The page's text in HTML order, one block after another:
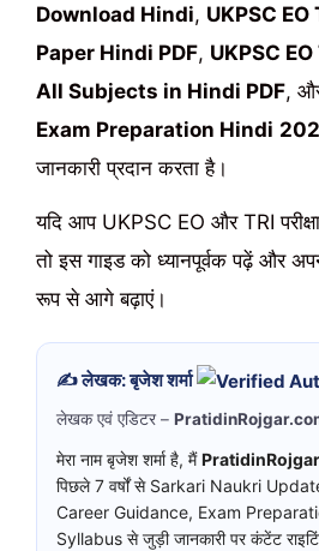
Download Hindi, UKPSC
Paper Hindi PDF, UKPSC
All Subjects in Hindi PDF,
Exam Preparation Hindi
जानकारी प्रदान करता है।
यदि आप UKPSC EO और TRI
तो इस गाइड को ध्यानपूर्वक पढ़ें और
रूप से आगे बढ़ाएं।
✍️ लेखक: बृजेश शर्मा
लेखक एवं एडिटर –
मेरा नाम बृजेश शर्मा है, मैं
पिछले 7 वर्षों से Sarkari Naukri
Career Guidance, Exam
Syllabus से जुड़ी जानकारी पर कंटेंट